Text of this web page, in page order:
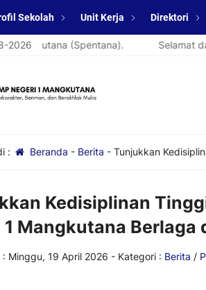
Sekolah Unit Kerja Direktori
2026(Spentana). Selamat datang di
: Beranda - Berita - Tunjukkan
Kedisiplinan
1 Mangkutana Berlaga
: Minggu, 19 April 2026 - Kategori : Berita /